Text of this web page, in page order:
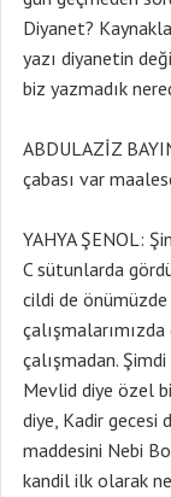
Diyanet?
yazı diyanetin
biz yazmadık
ABDULAZİZ
çabası var
YAHYA ŞENOL:
C sütunlarda
cildi de
çalışmadan.
Mevlid diye özel
diye, Kadir gecesi
maddesini Nebi
kandil ilk olarak